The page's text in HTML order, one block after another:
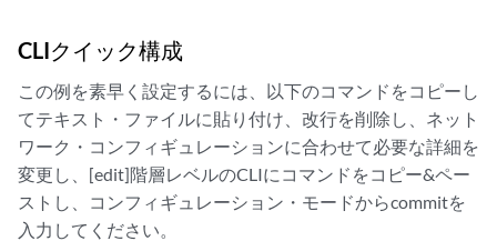
CLIクイック構成
この例を素早く設定するには、以下のコマンドをコピーし
てテキスト・ファイルに貼り付け、改行を削除し、ネット
ワーク・コンフィギュレーションに合わせて必要な詳細を
変更し、[edit]階層レベルのCLIにコマンドをコピー&ペー
ストし、コンフィギュレーション・モードからcommitを
入力してください。